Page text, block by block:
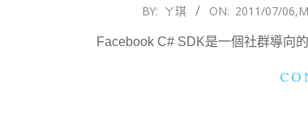
BY: ㄚ琪 ON: 2011/07/06
Facebook C# SDK是一個社群導向